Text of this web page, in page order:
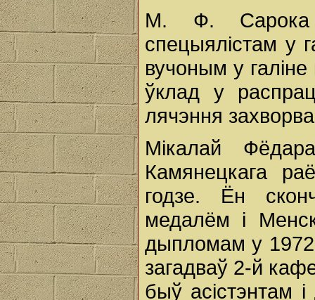
М. Ф. Сарока
спецыялістам у
вучоным у
ўклад у
лячэння
Мікалай
Камянецкага
годзе. Ён
медалём і
дыпломам у 1972
загадваў 2-й
быў асістэнтам